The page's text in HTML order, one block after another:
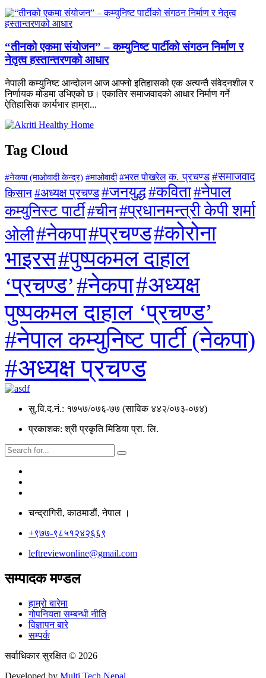
“तीनको एकमा संयोजन” – कम्युनिष्ट पार्टीको संगठन निर्माण र
नेतृत्व हस्तान्तरणको आधार
नेपाली कम्युनिष्ट आन्दोलन आज आफ्नो इतिहासको एक अत्यन्तै संवेदनशील र
निर्णायक मोडमा उभिएको छ। एकातिर समाजवादको आधार निर्माण गर्ने
ऐतिहासिक कार्यभार हाम्रा...
Tag Cloud
#नेकपा (माओवादी केन्द्र) #माओवादी #भरत पोखरेल क. प्रचण्ड #समाजवाद
किसान#अध्यक्ष प्रचण्ड#जनयुद्ध#कविता#नेपाल
कम्युनिस्ट पार्टी#चीन#प्रधानमन्त्री केपी शर्मा
ओली#नेकपा#प्रचण्ड#कोरोना
भाइरस#पुष्पकमल दाहाल
‘प्रचण्ड’#नेकपा#अध्यक्ष
पुष्पकमल दाहाल ‘प्रचण्ड’
#नेपाल कम्युनिष्ट पार्टी (नेकपा)
#अध्यक्ष प्रचण्ड
सु.वि.द.नं.: १७५७/०७६-७७ (साविक ४४२/०७३-०७४)
प्रकाशक: श्री प्रकृति मिडिया प्रा. लि.
चन्द्रागिरी, काठमाडाैं, नेपाल ।
+९७७-९८५१२४२६६९
leftreviewonline@gmail.com
सम्पादक मण्डल
हाम्रो बारेमा
गोपनियता सम्बन्धी नीति
विज्ञापन बारे
सम्पर्क
सर्वाधिकार सुरक्षित © 2026